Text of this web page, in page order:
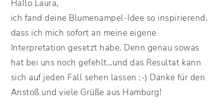
Hallo Laura,
ich fand deine Blumenampel-Idee so inspirierend,
dass ich mich sofort an meine eigene
Interpretation gesetzt habe. Denn genau sowas
hat bei uns noch gefehlt…und das Resultat kann
sich auf jeden Fall sehen lassen ;-) Danke für den
Anstoß und viele Grüße aus Hamburg!